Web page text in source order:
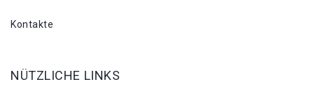
Kontakte
NÜTZLICHE LINKS